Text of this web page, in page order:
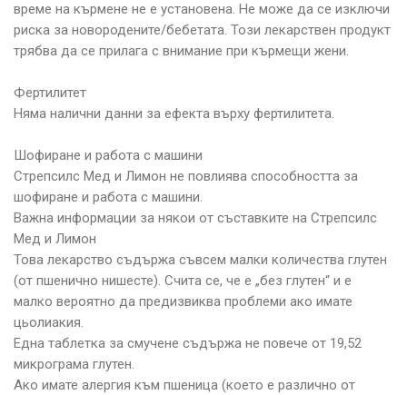
време на кърмене не е установена. Не може да се изключи
риска за новородените/бебетата. Този лекарствен продукт
трябва да се прилага с внимание при кърмещи жени.
Фертилитет
Няма налични данни за ефекта върху фертилитета.
Шофиране и работа с машини
Стрепсилс Мед и Лимон не повлиява способността за
шофиране и работа с машини.
Важна информации за някои от съставките на Стрепсилс
Мед и Лимон
Това лекарство съдържа съвсем малки количества глутен
(от пшенично нишесте). Счита се, че е „без глутен“ и е
малко вероятно да предизвиква проблеми ако имате
цьолиакия.
Една таблетка за смучене съдържа не повече от 19,52
микрограма глутен.
Ако имате алергия към пшеница (което е различно от